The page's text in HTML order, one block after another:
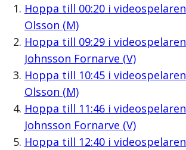
Hoppa till 00:20i videospelaren
Olsson (M)
Hoppa till 09:29i videospelaren
Johnsson Fornarve (V)
Hoppa till 10:45i videospelaren
Olsson (M)
Hoppa till 11:46i videospelaren
Johnsson Fornarve (V)
Hoppa till 12:40i videospelaren